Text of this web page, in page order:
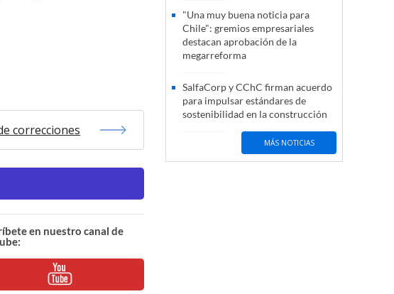
correcciones
en nuestro canal de
"Una muy buena noticia para
Chile": gremios empresariales
destacan aprobación de la
megarreforma
SalfaCorp y CChC firman acuerdo
para impulsar estándares de
sostenibilidad en la construcción
MÁS NOTICIAS